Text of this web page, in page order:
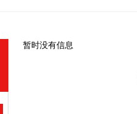
暂时没有信息